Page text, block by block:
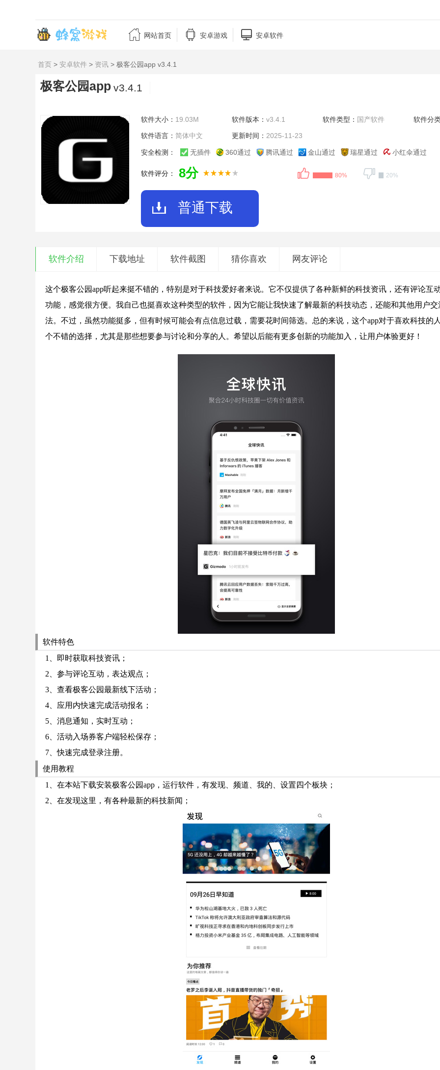
 网站首页  安卓游戏  安卓软件
首页 > 安卓软件 > 资讯 > 极客公园app v3.4.1
极客公园app v3.4.1
软件大小： 19.03M 软件版本： v3.4.1 软件类型： 国产软件 软件分类
软件语言： 简体中文 更新时间： 2025-11-23
安全检测： 无插件 360通过 腾讯通过 金山通过 瑞星通过 小红伞通过
软件评分： 8分 80% 20%
普通下载
软件介绍 下载地址 软件截图 猜你喜欢 网友评论
这个极客公园app听起来挺不错的，特别是对于科技爱好者来说。它不仅提供了各种新鲜的科技资讯，还有评论互
功能，感觉很方便。我自己也挺喜欢这种类型的软件，因为它能让我快速了解最新的科技动态，还能和其他用户交
法。不过，虽然功能挺多，但有时候可能会有点信息过载，需要花时间筛选。总的来说，这个app对于喜欢科技的
个不错的选择，尤其是那些想要参与讨论和分享的人。希望以后能有更多创新的功能加入，让用户体验更好！
软件特色
1、即时获取科技资讯；
2、参与评论互动，表达观点；
3、查看极客公园最新线下活动；
4、应用内快速完成活动报名；
5、消息通知，实时互动；
6、活动入场券客户端轻松保存；
7、快速完成登录注册。
使用教程
1、在本站下载安装极客公园app，运行软件，有发现、频道、我的、设置四个板块；
2、在发现这里，有各种最新的科技新闻；